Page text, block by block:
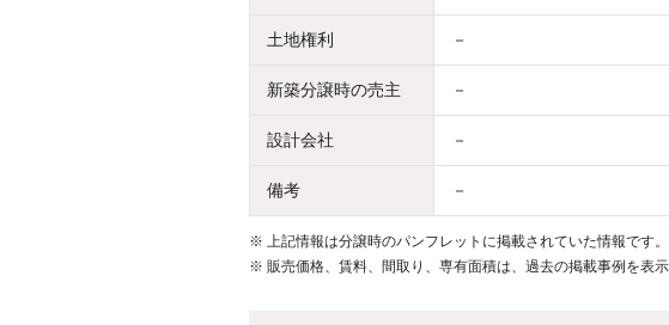
土地権利 －
新築分譲時の売主 －
設計会社 －
備考 －
※
上記情報は分譲時のパンフレットに掲載されていた情報です
※ 販売価格、賃料、間取り、専有面積は、過去の掲載事例を表示